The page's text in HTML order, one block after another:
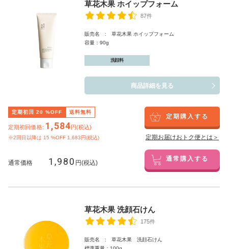
草花木果 ホイップフォーム
87件
販売名 : 草花木果 ホイップフォーム
容量：90g
洗顔料
商品詳細を見る
定期初回 20 %OFF 送料無料
定期初回価格: 1,584円(税込)
※2回目以降は 15 %OFF 1,683円(税込)
定期購入する
定期お届けおトク便とは＞
通常価格 1,980 円(税込) 通常購入する
草花木果 洗顔石けん
175件
販売名 : 草花木果 洗顔石けん